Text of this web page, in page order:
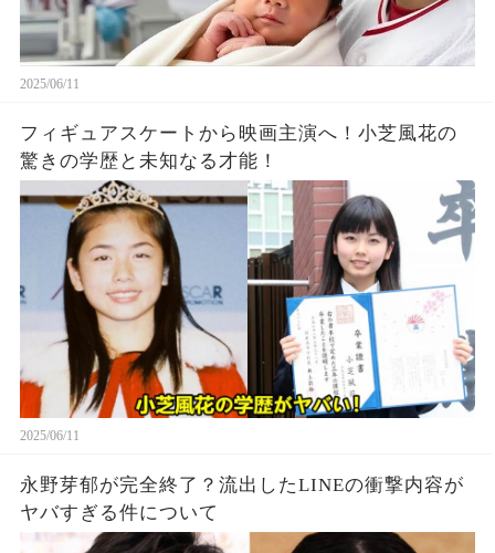
2025/06/11
フィギュアスケートから映画主演へ！小芝風花の
驚きの学歴と未知なる才能！
2025/06/11
永野芽郁が完全終了？流出したLINEの衝撃内容が
ヤバすぎる件について